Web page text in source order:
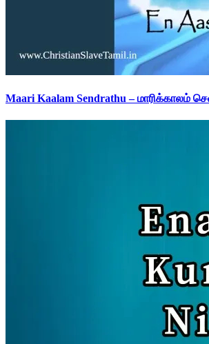
Maari Kaalam Sendrathu – மாரிக்காலம்